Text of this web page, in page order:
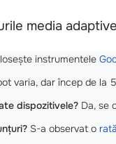
media adaptive
instrumentele
varia, dar încep de la
dispozitivele? Da, se
S-a observat o